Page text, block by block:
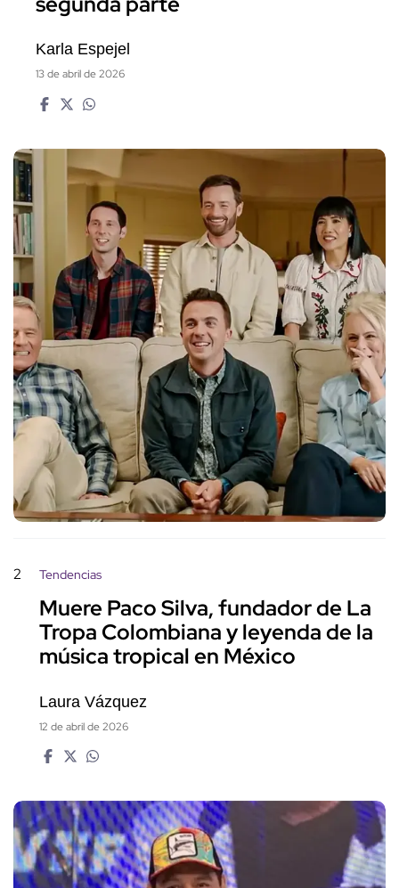
Karla Espejel
13 de abril de 2026
2 Tendencias
Muere Paco Silva, fundador de La
Tropa Colombiana y leyenda de la
música tropical en México
Laura Vázquez
12 de abril de 2026